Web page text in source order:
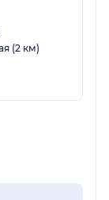
(2 км)